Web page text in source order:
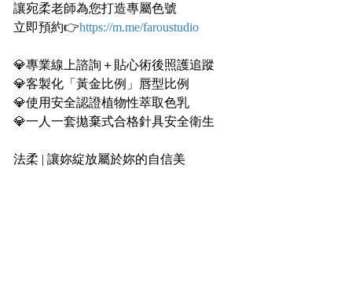
讓宛柔老師為您打造專屬色號
立即預約👉https://m.me/faroustudio
💎專業線上諮詢＋貼心術後照護追蹤
💎客製化「黃金比例」唇型比例
💎使用安全認證植物性萃取色乳
💎一人一套拋棄式合格針具安全衛生
法柔 | 讓妳綻放屬於妳的自信美